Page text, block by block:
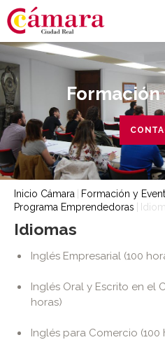
Formación
Inicio Cámara
Formación y
Programa Emprendedoras
Idiomas
Inglés Empresarial (100
Inglés Oral y Escrito en el
horas)
Inglés para Comercio (100